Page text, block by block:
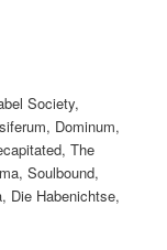
Society,
Dominum,
The
Soulbound,
Die Habenichtse,